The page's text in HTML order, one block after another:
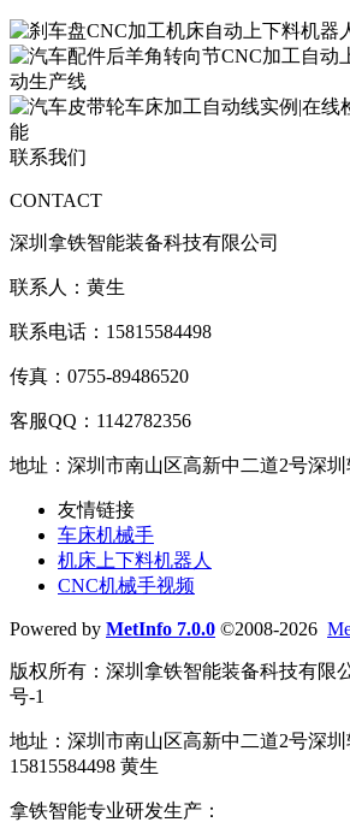
联系我们
CONTACT
深圳拿铁智能装备科技有限公司
联系人：黄生
联系电话：15815584498
传真：0755-89486520
客服QQ：1142782356
地址：深圳市南山区高新中二道2号深圳
友情链接
车床机械手
机床上下料机器人
CNC机械手视频
Powered by MetInfo 7.0.0 ©2008-2026
版权所有：深圳拿铁智能装备科技有限
号-1
地址：深圳市南山区高新中二道2号深圳
15815584498 黄生
拿铁智能专业研发生产：